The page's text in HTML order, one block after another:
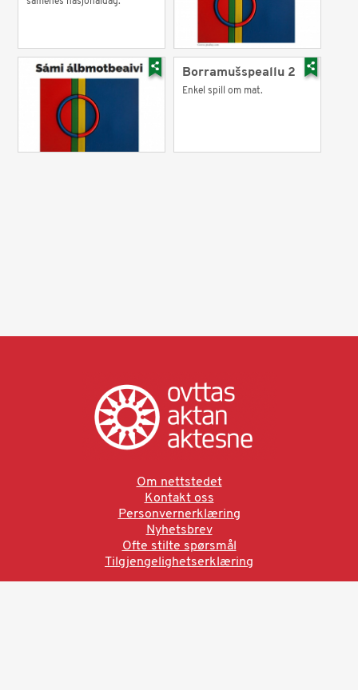
Borramušspeallu 2
Enkel spill om mat.
Om nettstedet
Kontakt oss
Personvernerklæring
Nyhetsbrev
Ofte stilte spørsmål
Tilgjengelighetserklæring